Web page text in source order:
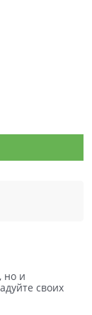
но и
своих